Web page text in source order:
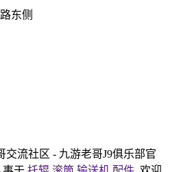
东侧
交流社区 - 九游老哥J9俱乐部官